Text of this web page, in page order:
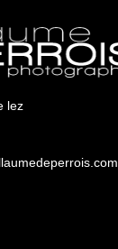
lez